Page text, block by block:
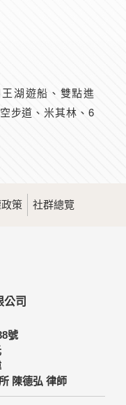
湖遊船、雙點進
步道、米其林、6
策 社群總覽
公司
號
陳德弘 律師